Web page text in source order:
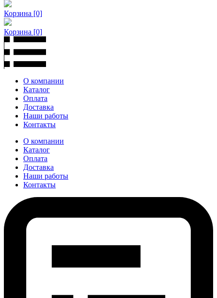
Корзина [0]
Корзина [0]
О компании
Каталог
Оплата
Доставка
Наши работы
Контакты
О компании
Каталог
Оплата
Доставка
Наши работы
Контакты